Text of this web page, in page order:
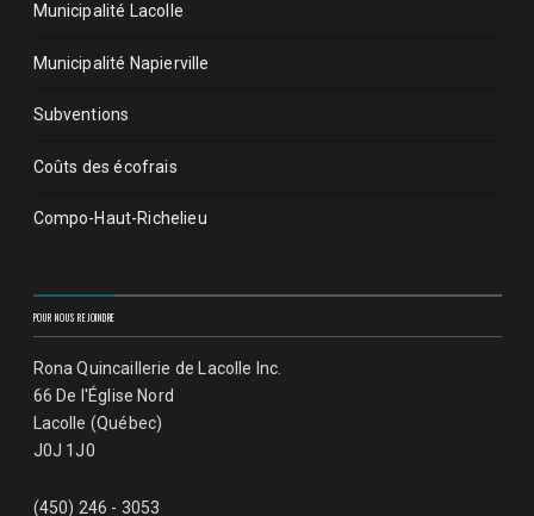
Municipalité Lacolle
Municipalité Napierville
Subventions
Coûts des écofrais
Compo-Haut-Richelieu
POUR NOUS REJOINDRE
Rona Quincaillerie de Lacolle Inc.
66 De l'Église Nord
Lacolle (Québec)
J0J 1J0
(450) 246 - 3053